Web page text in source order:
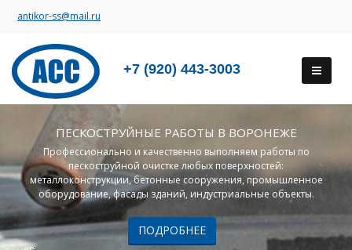
antikor-ss@mail.ru
+7 (920) 443-3003
ПЕСКОСТРУЙНЫЕ РАБОТЫ В ВОРОНЕЖЕ
Профессионально и качественно выполняем работы по
пескоструйной очистке любых поверхностей:
металлоконструкции, бетонные сооружения, промышленное
оборудование, фасады зданий, индустриальные объекты.
ПОДРОБНЕЕ